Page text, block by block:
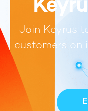
Join Keyrus
customers on